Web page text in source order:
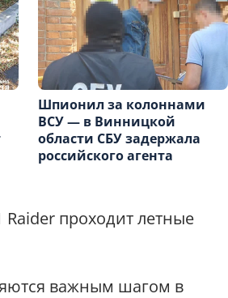
Шпионил за колоннами
ВСУ — в Винницкой
области СБУ задержала
российского агента
проходит летные
важным шагом в